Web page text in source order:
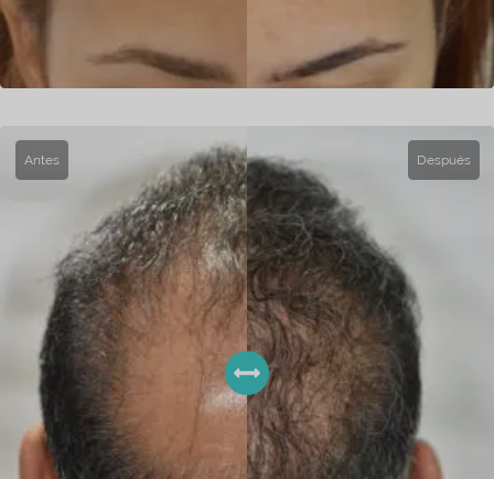
Antes Después